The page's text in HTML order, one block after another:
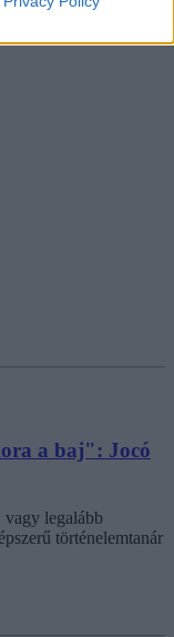
a baj": Jocó
vagy legalább
történelemtanár